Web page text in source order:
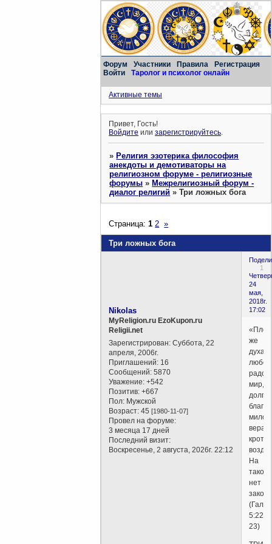
Форум Участники Правила
Регистрация
Войти
Таролог и психолог онлайн
Активные темы
Привет, Гость!
Войдите илизарегистрируйтесь.
»Религия эзотерика философия
анекдоты и демотиваторы на
религиозном форуме - религиозные
форумы »Межрелигиозный форум -
диалог религий »Три ложных бога
Три ложных бога
Страница:1 2 »
1
24
мая,
2018г.
17:02
Nikolas
MyReligion.ru EzoKupon.ru
Religii.net
Зарегистрирован: Суббота, 22
апреля, 2006г.
Приглашений: 16
Сообщений: 5870
Уважение: +542
Позитив: +667
Пол: Мужской
Возраст: 45[1980-11-07]
Провел на форуме:
3 месяца 17 дней
Последний визит:
Воскресенье, 2 августа, 2026г. 22:12
«Плод
же
духа:
мир,
вера,
На
нет
(Гал.
5:22-
23)